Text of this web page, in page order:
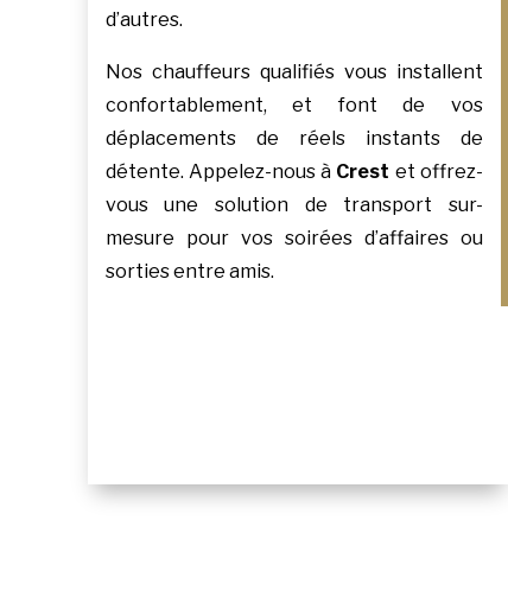
d’autres.
Nos chauffeurs qualifiés vous installent
confortablement, et font de vos
déplacements de réels instants de
détente. Appelez-nous à Crest et offrez-
vous une solution de transport sur-
mesure pour vos soirées d’affaires ou
sorties entre amis.